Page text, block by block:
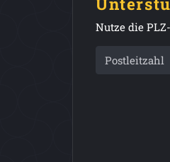
Nutze die
Postleitzahl